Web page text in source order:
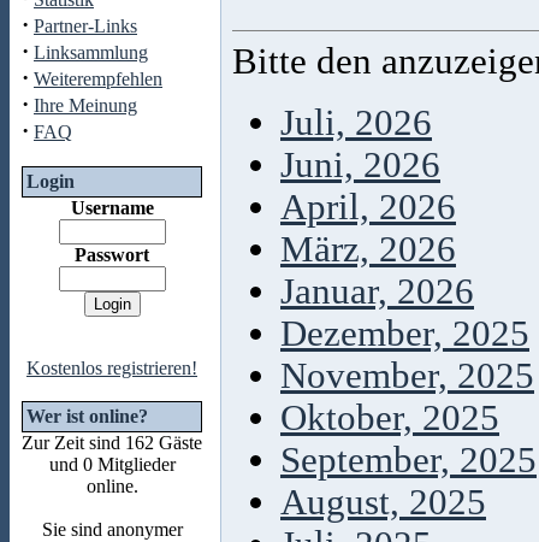
· Partner-Links
· Linksammlung
· Weiterempfehlen
· Ihre Meinung
· FAQ
Login
Username
Passwort
Kostenlos registrieren!
Wer ist online?
Zur Zeit sind 162 Gäste
und 0 Mitglieder
online.
Sie sind anonymer
Bitte den
Juli, 2026
Juni, 2026
April, 2026
März, 2026
Januar, 2026
Dezember, 2025
November, 2025
Oktober, 2025
September, 2025
August, 2025